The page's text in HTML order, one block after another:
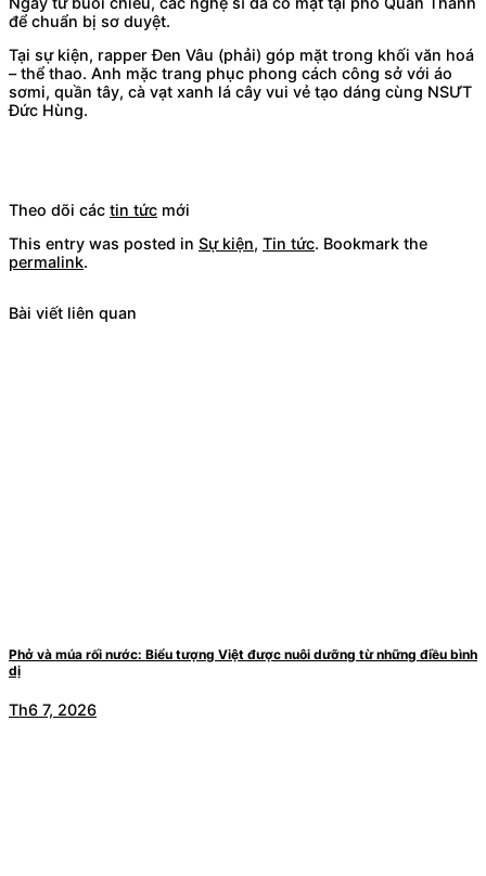
để chuẩn bị sơ duyệt.
Tại sự kiện, rapper Đen Vâu (phải) góp mặt trong khối văn hoá
– thể thao. Anh mặc trang phục phong cách công sở với áo
sơmi, quần tây, cà vạt xanh lá cây vui vẻ tạo dáng cùng NSƯT
Đức Hùng.
Theo dõi các tin tức mới
This entry was posted in Sự kiện, Tin tức. Bookmark the
permalink.
Bài viết liên quan
Phở và múa rối nước: Biểu tượng Việt được nuôi dưỡng từ những điều bình
dị
Th6 7, 2026